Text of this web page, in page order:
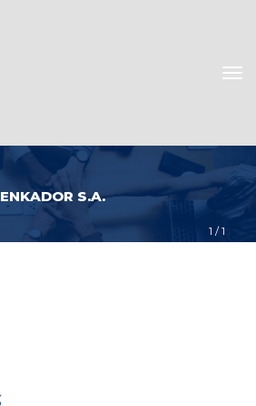
1 / 1
ENKADOR S.A.